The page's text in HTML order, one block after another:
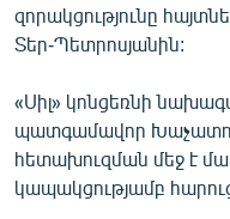
զորակցությունը
Տեր-Պետրոսյանին:
«Սիլ» կոնցեռնի
պատգամավոր
հետախուզման մեջ է
կապակցությամբ